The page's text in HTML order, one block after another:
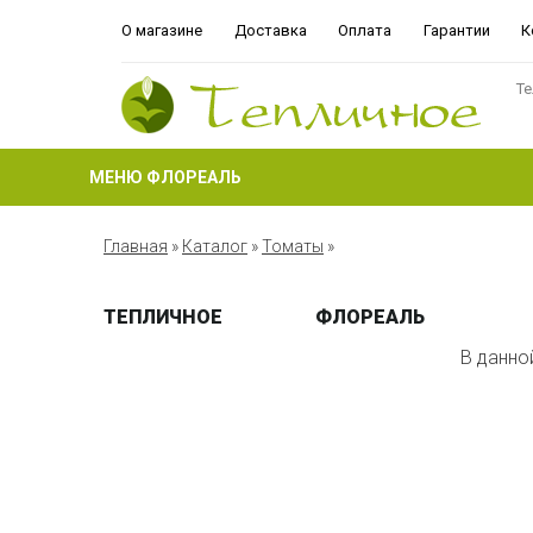
О магазине Доставка Оплата Гарантии
МЕНЮ ФЛОРЕАЛЬ
Главная » Каталог »Томаты »
ТЕПЛИЧНОЕ
ФЛОРЕАЛЬ
В